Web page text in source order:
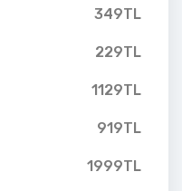
349TL
229TL
1129TL
919TL
1999TL